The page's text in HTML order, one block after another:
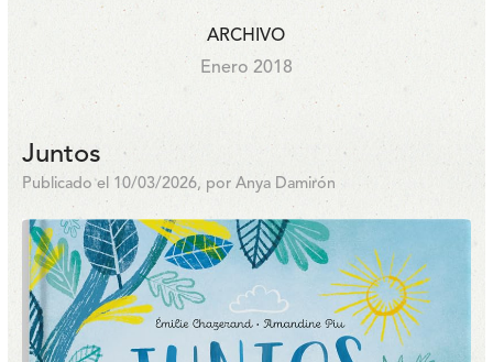
ARCHIVO
Enero 2018
Juntos
Publicado el 10/03/2026, por Anya Damirón